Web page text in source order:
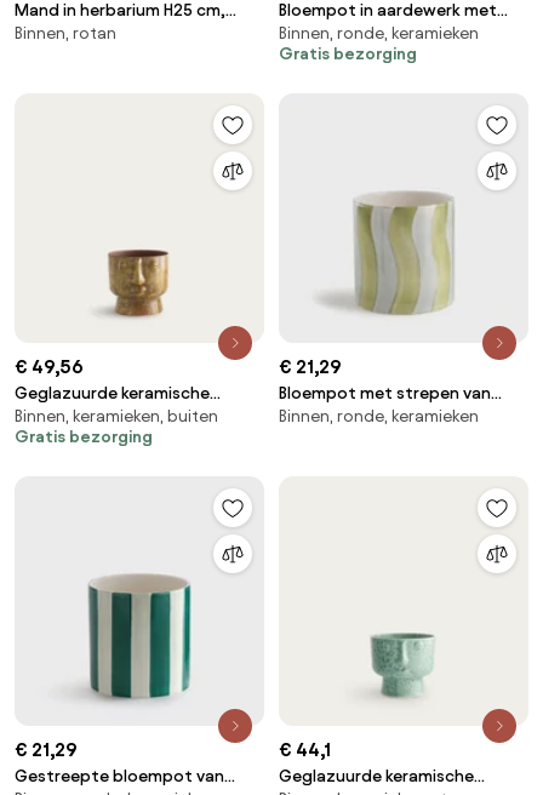
Mand in herbarium H25 cm,
Saski
Binnen, rotan
Bloempot in aardewerk met
email Ø48 cm, Lullya
Binnen, ronde, keramieken
Gratis bezorging
€ 49,56
Geglazuurde keramische
bloempot, H24cm, Lesego
Binnen, keramieken, buiten
Gratis bezorging
€ 21,29
Bloempot met strepen van
geglazuurd keramiek, diameter
Binnen, ronde, keramieken
€ 21,29
Gestreepte bloempot van
€ 44,1
Geglazuurde keramische